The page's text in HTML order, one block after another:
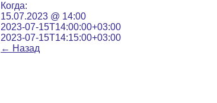
Когда:
15.07.2023 @ 14:00
2023-07-15T14:00:00+03:00
2023-07-15T14:15:00+03:00
← Назад